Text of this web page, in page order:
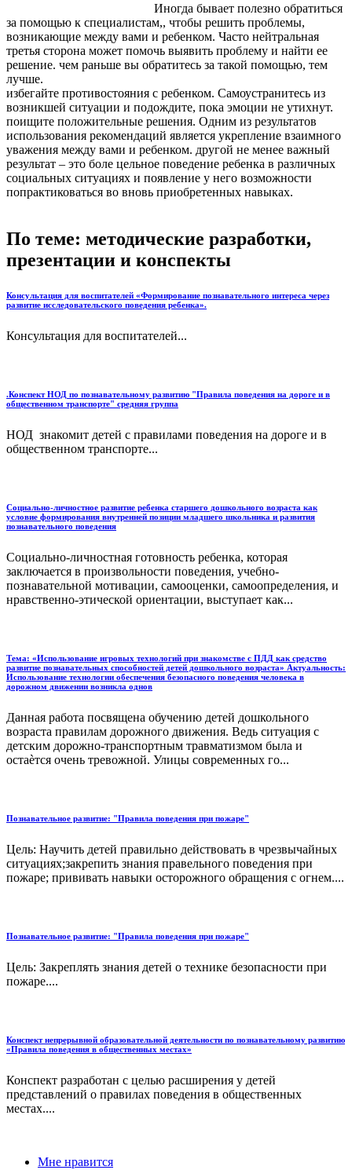
Иногда бывает полезно обратиться
за помощью к специалистам,, чтобы решить проблемы,
возникающие между вами и ребенком. Часто нейтральная
третья сторона может помочь выявить проблему и найти ее
решение. чем раньше вы обратитесь за такой помощью, тем
лучше.
избегайте противостояния с ребенком. Самоустранитесь из
возникшей ситуации и подождите, пока эмоции не утихнут.
поищите положительные решения. Одним из результатов
использования рекомендаций является укрепление взаимного
уважения между вами и ребенком. другой не менее важный
результат – это боле цельное поведение ребенка в различных
социальных ситуациях и появление у него возможности
попрактиковаться во вновь приобретенных навыках.
По теме: методические разработки,
презентации и конспекты
Консультация для воспитателей «Формирование познавательного интереса через
развитие исследовательского поведения ребенка».
Консультация для воспитателей...
.Конспект НОД по познавательному развитию "Правила поведения на дороге и в
общественном транспорте" средняя группа
НОД знакомит детей с правилами поведения на дороге и в
общественном транспорте...
Социально-личностное развитие ребенка старшего дошкольного возраста как
условие формирования внутренней позиции младшего школьника и развития
познавательного поведения
Социально-личностная готовность ребенка, которая
заключается в произвольности поведения, учебно-
познавательной мотивации, самооценки, самоопределения, и
нравственно-этической ориентации, выступает как...
Тема: «Использование игровых технологий при знакомстве с ПДД как средство
развитие познавательных способностей детей дошкольного возраста» Актуальность:
Использование технологии обеспечения безопасного поведения человека в
дорожном движении возникла однов
Данная работа посвящена обучению детей дошкольного
возраста правилам дорожного движения. Ведь ситуация с
детским дорожно-транспортным травматизмом была и
остаѐтся очень тревожной. Улицы современных го...
Познавательное развитие: "Правила поведения при пожаре"
Цель: Научить детей правильно действовать в чрезвычайных
ситуациях;закрепить знания правельного поведения при
пожаре; прививать навыки осторожного обращения с огнем....
Познавательное развитие: "Правила поведения при пожаре"
Цель: Закреплять знания детей о технике безопасности при
пожаре....
Конспект непрерывной образовательной деятельности по познавательному развитию
«Правила поведения в общественных местах»
Конспект разработан с целью расширения у детей
представлений о правилах поведения в общественных
местах....
Мне нравится